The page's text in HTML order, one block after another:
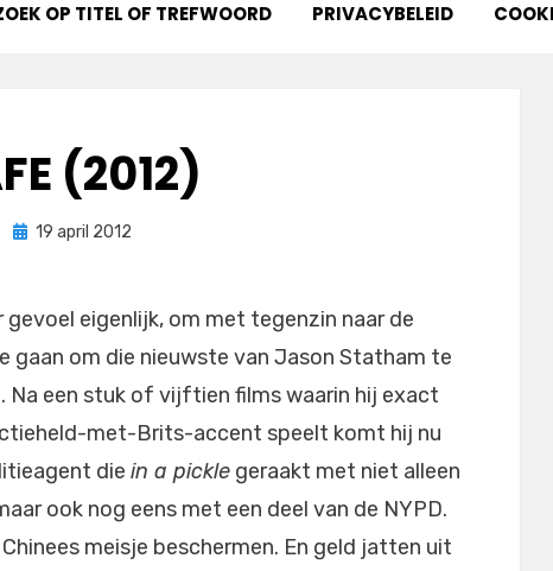
OP TITEL OF TREFWOORD PRIVACYBELEID
(2012)
doorFilmofiel.nl
Geplaatst
19 april 2012
gevoel eigenlijk, om met tegenzin naar de
gaan om die nieuwste van Jason Statham te
Na een stuk of vijftien films waarin hij exact
met-Brits-accent speelt komt hij nu
die in a pickle geraakt met niet alleen
ook nog eens met een deel van de NYPD.
meisje beschermen. En geld jatten uit